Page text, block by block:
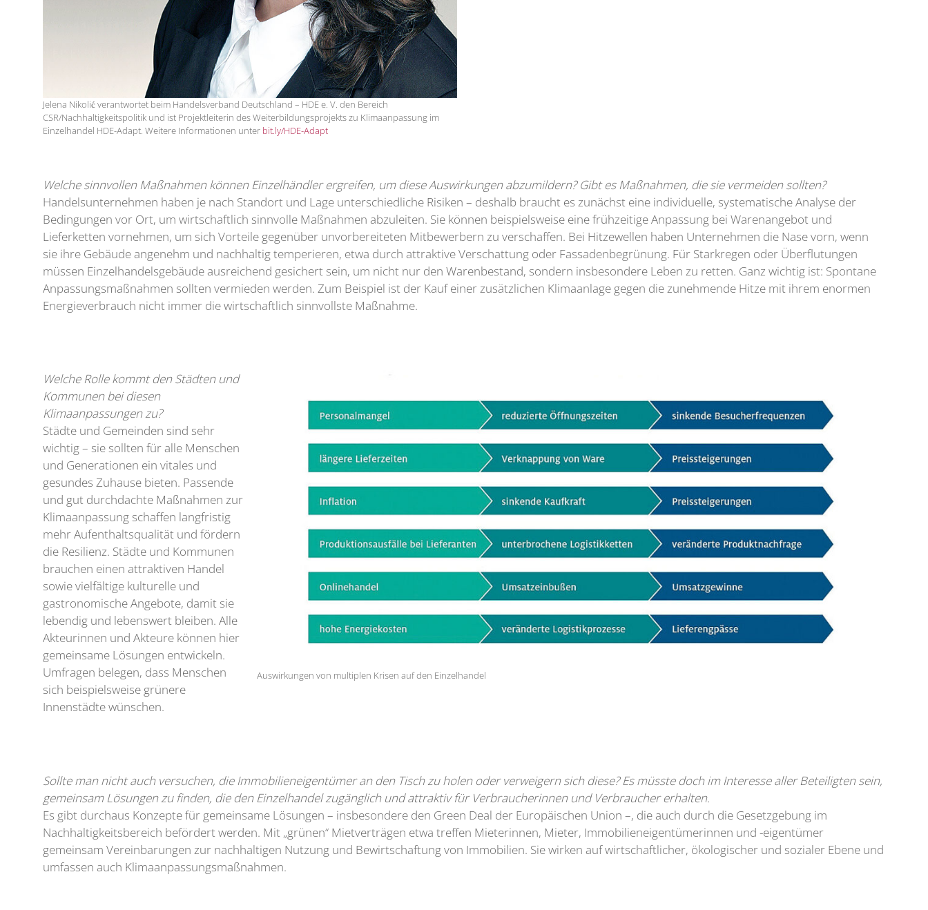
Jelena Nikolić verantwortet beim Handelsverband Deutschland – HDE e. V. den Bereich
CSR/Nachhaltigkeitspolitik und ist Projektleiterin des Weiterbildungsprojekts zu Klimaanpassung im
Einzelhandel HDE-Adapt. Weitere Informationen unter bit.ly/HDE-Adapt
Welche sinnvollen Maßnahmen können Einzelhändler ergreifen, um diese Auswirkungen abzumildern? Gibt es Maßnahmen, die sie vermeiden sollten?
Handelsunternehmen haben je nach Standort und Lage unterschiedliche Risiken – deshalb braucht es zunächst eine individuelle, systematische Analyse der
Bedingungen vor Ort, um wirtschaftlich sinnvolle Maßnahmen abzuleiten. Sie können beispielsweise eine frühzeitige Anpassung bei Warenangebot und
Lieferketten vornehmen, um sich Vorteile gegenüber unvorbereiteten Mitbewerbern zu verschaffen. Bei Hitzewellen haben Unternehmen die Nase vorn, wenn
sie ihre Gebäude angenehm und nachhaltig temperieren, etwa durch attraktive Verschattung oder Fassadenbegrünung. Für Starkregen oder Überflutungen
müssen Einzelhandelsgebäude ausreichend gesichert sein, um nicht nur den Warenbestand, sondern insbesondere Leben zu retten. Ganz wichtig ist: Spontane
Anpassungsmaßnahmen sollten vermieden werden. Zum Beispiel ist der Kauf einer zusätzlichen Klimaanlage gegen die zunehmende Hitze mit ihrem enormen
Energieverbrauch nicht immer die wirtschaftlich sinnvollste Maßnahme.
Welche Rolle kommt den Städten und
Kommunen bei diesen
Klimaanpassungen zu?
Städte und Gemeinden sind sehr
wichtig – sie sollten für alle Menschen
und Generationen ein vitales und
gesundes Zuhause bieten. Passende
und gut durchdachte Maßnahmen zur
Klimaanpassung schaffen langfristig
mehr Aufenthaltsqualität und fördern
die Resilienz. Städte und Kommunen
brauchen einen attraktiven Handel
sowie vielfältige kulturelle und
gastronomische Angebote, damit sie
lebendig und lebenswert bleiben. Alle
Akteurinnen und Akteure können hier
gemeinsame Lösungen entwickeln.
Umfragen belegen, dass Menschen
sich beispielsweise grünere
Innenstädte wünschen.
Auswirkungen von multiplen Krisen auf den Einzelhandel
Sollte man nicht auch versuchen, die Immobilieneigentümer an den Tisch zu holen oder verweigern sich diese? Es müsste doch im Interesse aller Beteiligten sein,
gemeinsam Lösungen zu finden, die den Einzelhandel zugänglich und attraktiv für Verbraucherinnen und Verbraucher erhalten.
Es gibt durchaus Konzepte für gemeinsame Lösungen – insbesondere den Green Deal der Europäischen Union –, die auch durch die Gesetzgebung im
Nachhaltigkeitsbereich befördert werden. Mit „grünen“ Mietverträgen etwa treffen Mieterinnen, Mieter, Immobilieneigentümerinnen und -eigentümer
gemeinsam Vereinbarungen zur nachhaltigen Nutzung und Bewirtschaftung von Immobilien. Sie wirken auf wirtschaftlicher, ökologischer und sozialer Ebene und
umfassen auch Klimaanpassungsmaßnahmen.